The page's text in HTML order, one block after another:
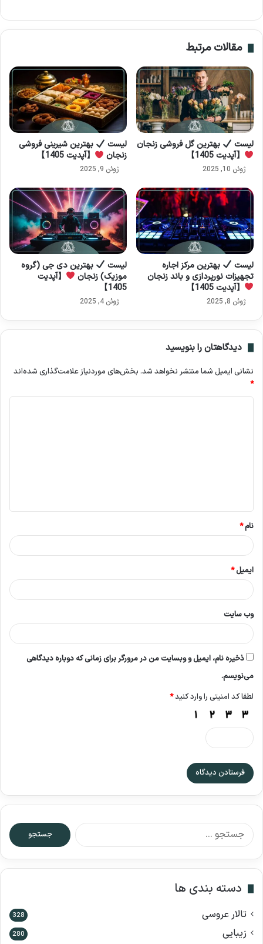
مقالات مرتبط
لیست
بهترین گل فروشی زنجان
【آپدیت 1405】
ژوئن 10, 2025
لیست
بهترین شیرینی فروشی
زنجان
【آپدیت 1405】
ژوئن 9, 2025
لیست
بهترین مرکز اجاره
تجهیزات نورپردازی و باند زنجان
【آپدیت 1405】
ژوئن 8, 2025
لیست
بهترین دی جی (گروه
موزیک) زنجان
【آپدیت
1405】
ژوئن 4, 2025
دیدگاهتان را بنویسید
نشانی ایمیل شما منتشر نخواهد شد. بخش‌های موردنیاز علامت‌گذاری شده‌اند
*
*
نام*
ایمیل*
وب‌ سایت
ذخیره نام، ایمیل و وبسایت من در مرورگر برای زمانی که دوباره دیدگاهی
می‌نویسم.
لطفا کد امنیتی را وارد کنید*
ج
س
دسته بندی ها
تالار عروسی 328
زیبایی 280